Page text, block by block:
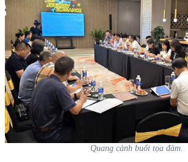
Quang cảnh buổi tọa đàm.